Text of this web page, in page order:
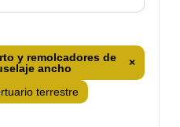
y remolcadores de
ancho
×
terrestre